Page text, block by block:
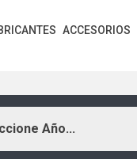
ACCESORIOS
Año...